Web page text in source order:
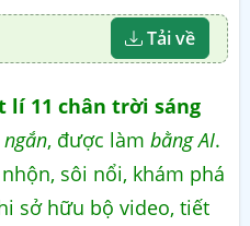
Tải về
lí 11 chân trời sáng
, được làm bằng AI.
sôi nổi, khám phá
sở hữu bộ video, tiết